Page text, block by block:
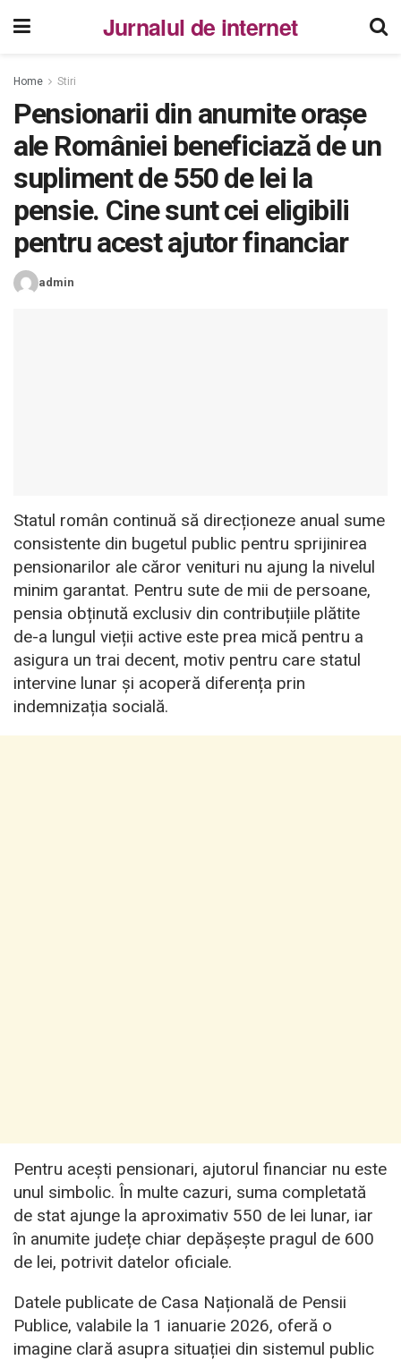
Jurnalul de internet
Home Stiri
Pensionarii din anumite orașe
ale României beneficiază de un
supliment de 550 de lei la
pensie. Cine sunt cei eligibili
pentru acest ajutor financiar
admin
Statul român continuă să direcționeze anual sume
consistente din bugetul public pentru sprijinirea
pensionarilor ale căror venituri nu ajung la nivelul
minim garantat. Pentru sute de mii de persoane,
pensia obținută exclusiv din contribuțiile plătite
de-a lungul vieții active este prea mică pentru a
asigura un trai decent, motiv pentru care statul
intervine lunar și acoperă diferența prin
indemnizația socială.
Pentru acești pensionari, ajutorul financiar nu este
unul simbolic. În multe cazuri, suma completată
de stat ajunge la aproximativ 550 de lei lunar, iar
în anumite județe chiar depășește pragul de 600
de lei, potrivit datelor oficiale.
Datele publicate de Casa Națională de Pensii
Publice, valabile la 1 ianuarie 2026, oferă o
imagine clară asupra situației din sistemul public